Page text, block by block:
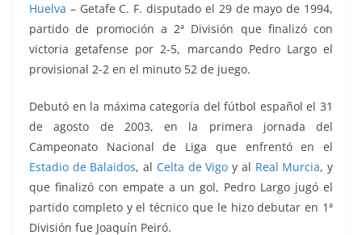
Huelva – Getafe C. F. disputado el 29 de mayo de 1994,
partido de promoción a 2ª División que finalizó con
victoria getafense por 2-5, marcando Pedro Largo el
provisional 2-2 en el minuto 52 de juego.
Debutó en la máxima categoría del fútbol español el 31
de agosto de 2003, en la primera jornada del
Campeonato Nacional de Liga que enfrentó en el
Estadio de Balaidos, al Celta de Vigo y al Real Murcia, y
que finalizó con empate a un gol, Pedro Largo jugó el
partido completo y el técnico que le hizo debutar en 1ª
División fue Joaquín Peiró.